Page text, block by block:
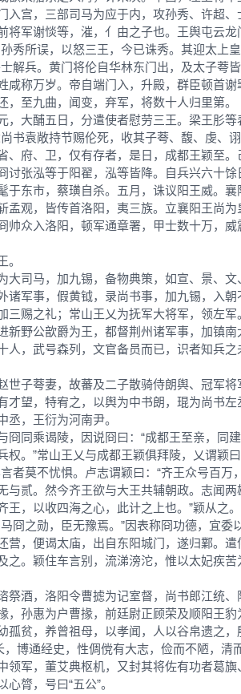
入宫，三部司马为应于内，攻孙秀、许超
将军谢惔等，漼，亻由之子也。王舆屯云
秀所误，以怒三王，今已诛秀。其迎太上
解兵。黄门将伦自华林东门出，及太子荂
咸称万岁。帝自端门入，升殿，群臣顿首
，至九曲，闻变，弃军，将数十人归里第。
大酺五日，分遣使者慰劳三王。梁王肜等
书袁敞持节赐伦死，收其子荂、馥、虔、
、府、卫，仅有存者，是日，成都王颖至。
讨张泓等于阳翟，泓等皆降。自兵兴六十馀
于东市，蔡璜自杀。五月，诛议阳王威。
孟观，皆传首洛阳，夷三族。立襄阳王尚为
众入洛阳，顿军通章署，甲士数十万，威
司马，加九锡，备物典策，如宣、景、文
诸军事，假黄钺，录尚书事，加九锡，入
三赐之礼；常山王乂为抚军大将军，领左军
新野公歆爵为王，都督荆州诸军事，加镇南
人，武号森列，文官备员而已，识者知兵
子荂妻，故蕃及二子散骑侍朗舆、冠军将
才望，特宥之，以舆为中书朗，琨为尚书
丞，王衍为河南尹。
同乘谒陵，因说冏曰：“成都王至亲，同
权。”常山王乂与成都王颖俱拜陵，乂谓颖
者莫不忧惧。卢志谓颖曰：“齐王众号百万
与贰。然今齐王欲与大王共辅朝政。志闻
王，以收四海之心，此计之上也。”颖从之
冏之勋，臣无豫焉。”因表称冏功德，宜委
营，便谒太庙，出自东阳城门，遂归鄴。遣
之。颖住车言别，流涕滂沱，惟以太妃疾苦
酒，洛阳令曹摅为记室督，尚书郎江统、
，孙惠为户曹掾，前廷尉正顾荣及顺阳王
孤贫，养曾祖母，以孝闻，人以谷帛遗之，
，博通经史，性倜傥有大志，俭而不陋，清
领军，董艾典枢机，又封其将佐有功者葛旟
膂，号曰“五公”。